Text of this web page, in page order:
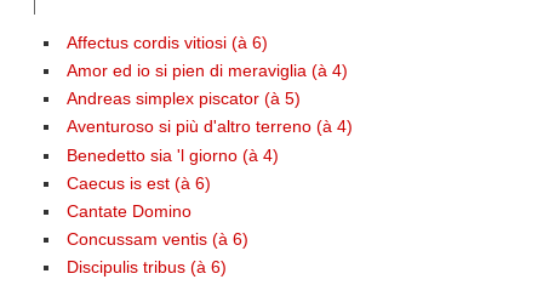
Affectus cordis vitiosi (à 6)
Amor ed io si pien di meraviglia (à 4)
Andreas simplex piscator (à 5)
Aventuroso si più d'altro terreno (à 4)
Benedetto sia 'l giorno (à 4)
Caecus is est (à 6)
Cantate Domino
Concussam ventis (à 6)
Discipulis tribus (à 6)